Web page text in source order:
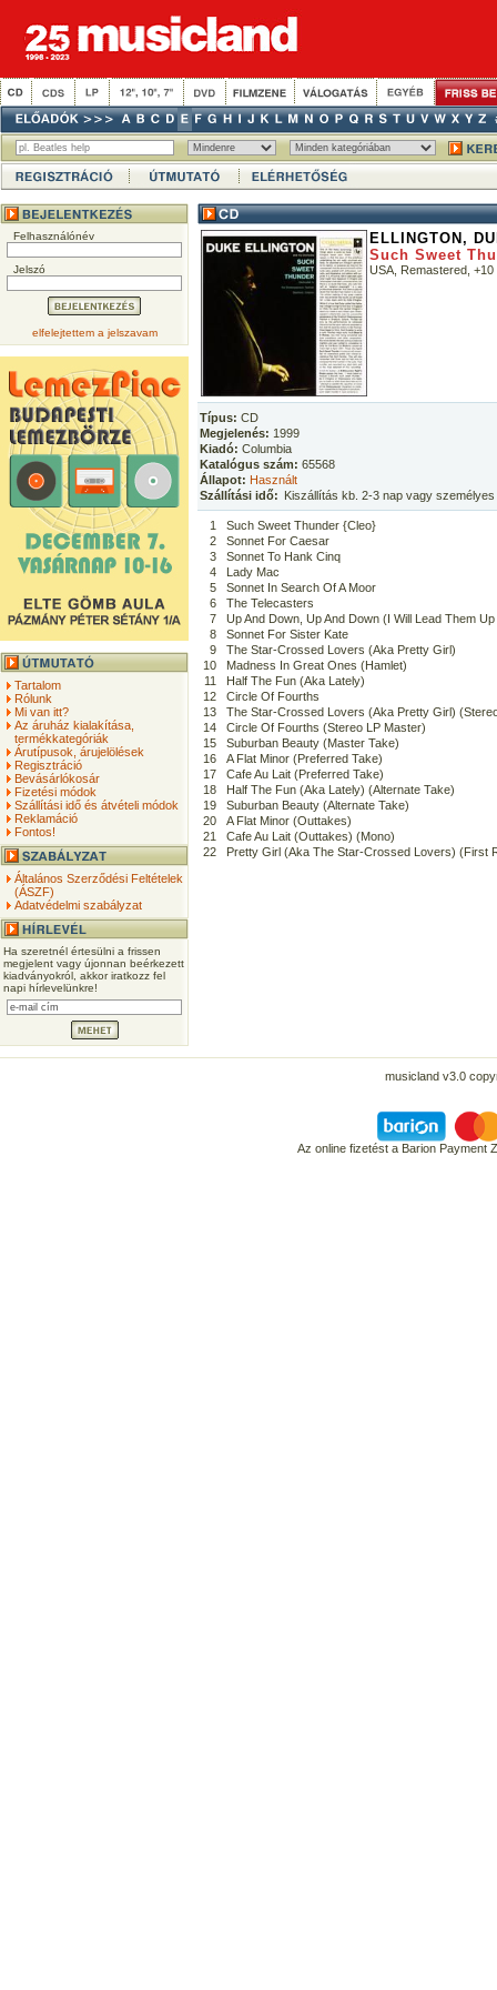
Felhasználónév
Jelszó
elfelejtettem a jelszavam
Tartalom
Rólunk
Mi van itt?
Az áruház kialakítása,
termékkategóriák
Árutípusok, árujelölések
Regisztráció
Bevásárlókosár
Fizetési módok
Szállítási idő és átvételi módok
Reklamáció
Fontos!
Általános Szerződési Feltételek
(ÁSZF)
Adatvédelmi szabályzat
Ha szeretnél értesülni a frissen
megjelent vagy újonnan beérkezett
kiadványokról, akkor iratkozz fel
napi hírlevelünkre!
ELLINGTON,
Such Sweet
USA, Remastered,
Típus: CD
Megjelenés: 1999
Kiadó: Columbia
Katalógus szám: 65568
Állapot: Használt
Szállítási idő: Kiszállítás kb. 2-3 nap vagy
1
Such Sweet Thunder {Cleo}
2
Sonnet For Caesar
3
Sonnet To Hank Cinq
4
Lady Mac
5
Sonnet In Search Of A Moor
6
The Telecasters
7
Up And Down, Up And Down (I Will Lead Them
8
Sonnet For Sister Kate
9
The Star-Crossed Lovers (Aka Pretty Girl)
10
Madness In Great Ones (Hamlet)
11
Half The Fun (Aka Lately)
12
Circle Of Fourths
13
The Star-Crossed Lovers (Aka Pretty Girl)
14
Circle Of Fourths (Stereo LP Master)
15
Suburban Beauty (Master Take)
16
A Flat Minor (Preferred Take)
17
Cafe Au Lait (Preferred Take)
18
Half The Fun (Aka Lately) (Alternate Take)
19
Suburban Beauty (Alternate Take)
20
A Flat Minor (Outtakes)
21
Cafe Au Lait (Outtakes) (Mono)
22
Pretty Girl (Aka The Star-Crossed Lovers) (First
musicland v3.0
Az online fizetést a Barion Payment